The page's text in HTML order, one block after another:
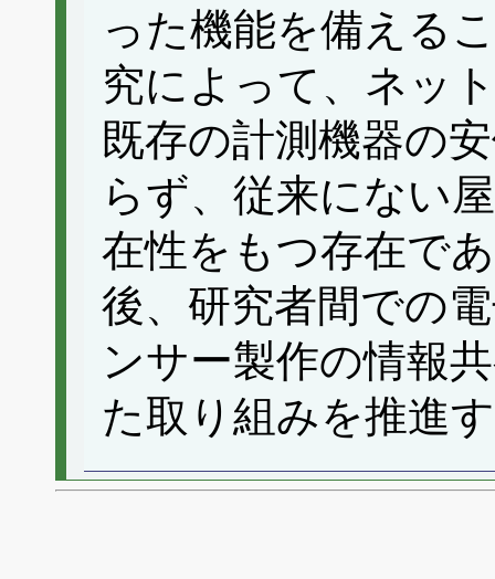
った機能を備える
究によって、ネッ
既存の計測機器の
らず、従来にない
在性をもつ存在で
後、研究者間での
ンサー製作の情報
た取り組みを推進